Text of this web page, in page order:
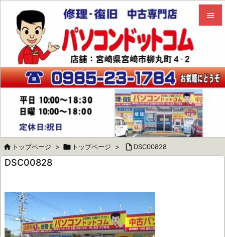

サイド


 トップページ >  トップページ >  DSC00828
DSC00828